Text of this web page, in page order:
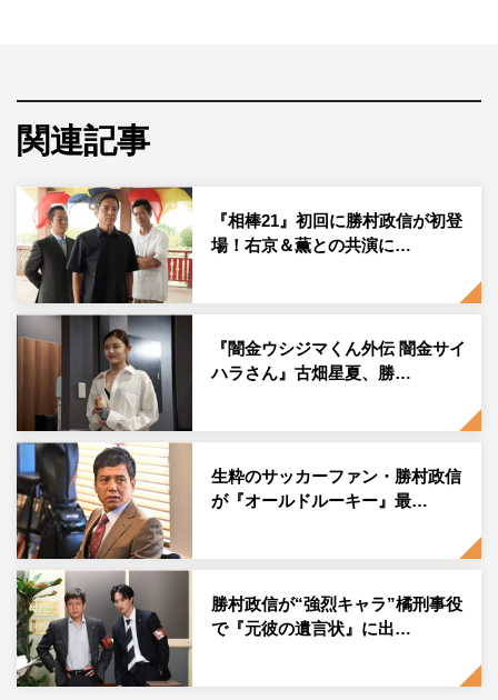
る。
「いちおう捨てるけどとっておく」の16ステージ分のチケ
ットが発売開始後約10分で即完売するなど、Z世代から火
がついて人気急上昇中の演劇・コントユニット。業界にお
いても、佐久間宣行、東京03・飯塚悟志、いとうせいこ
う、爆笑問題・太田光など数々の著名人もその実力を認
め、破竹の勢いで突き進む男女8人組が初冠ドラマに挑
ダウ90000の名前がタイトルに載るドラマは初めてで、メ
ンバー全員が一緒にドラマに出演するのも初。脚本は、ダ
ウ90000主宰である蓮見翔が担当する。蓮見は、2021年第
二回本公演「旅館じゃないんだからさ」で、岸田國士戯曲
賞の最終ノミネートに残り、ダウ90000としては7月に行
われた「第43回ABCお笑いグランプリ」でも決勝進出を
果たすなど、演劇界、コント界においてネクストブレーク
必至の逸材。1時間のドラマの脚本を担当するのは自身初
となるが、ドラマならではの読後感やカタルシスをしっか
関連記事
『相棒21』初回に勝村政信が初登
場！右京＆薫との共演に…
『闇金ウシジマくん外伝 闇金サイ
ハラさん』古畑星夏、勝…
生粋のサッカーファン・勝村政信
が『オールドルーキー』最…
勝村政信が“強烈キャラ”橘刑事役
で『元彼の遺言状』に出…